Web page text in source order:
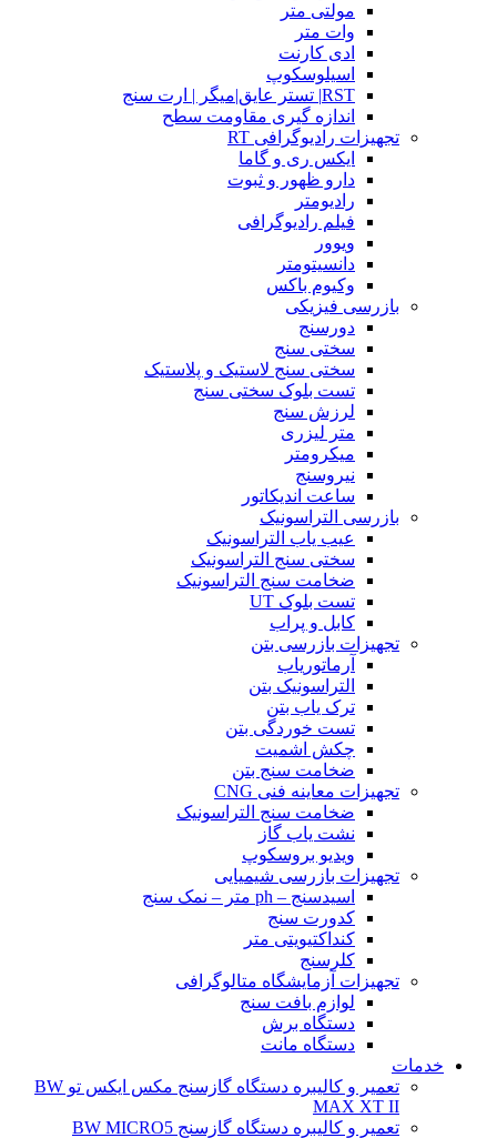
مولتی متر
وات متر
ادی کارنت
اسیلوسکوپ
RST| تستر عایق|میگر | ارت سنج
اندازه گیری مقاومت سطح
تجهیزات رادیوگرافی RT
ایکس ری و گاما
دارو ظهور و ثبوت
رادیومتر
فیلم رادیوگرافی
ویوور
دانسیتومتر
وکیوم باکس
بازرسی فیزیکی
دورسنج
سختی سنج
سختی سنج لاستیک و پلاستیک
تست بلوک سختی سنج
لرزش سنج
متر لیزری
میکرومتر
نیروسنج
ساعت اندیکاتور
بازرسی التراسونیک
عیب یاب التراسونیک
سختی سنج التراسونیک
ضخامت سنج التراسونیک
تست بلوک UT
کابل و پراب
تجهیزات بازرسی بتن
آرماتوریاب
التراسونیک بتن
ترک یاب بتن
تست خوردگی بتن
چکش اشمیت
ضخامت سنج بتن
تجهیزات معاینه فنی CNG
ضخامت سنج التراسونیک
نشت یاب گاز
ویدیو بروسکوپ
تجهیزات بازرسی شیمیایی
اسیدسنج – ph متر – نمک سنج
کدورت سنج
کنداکتیویتی متر
کلرسنج
تجهیزات آزمایشگاه متالوگرافی
لوازم بافت سنج
دستگاه برش
دستگاه مانت
خدمات
تعمیر و کالیبره دستگاه گازسنج مکس ایکس تو BW
MAX XT II
تعمیر و کالیبره دستگاه گازسنج BW MICRO5